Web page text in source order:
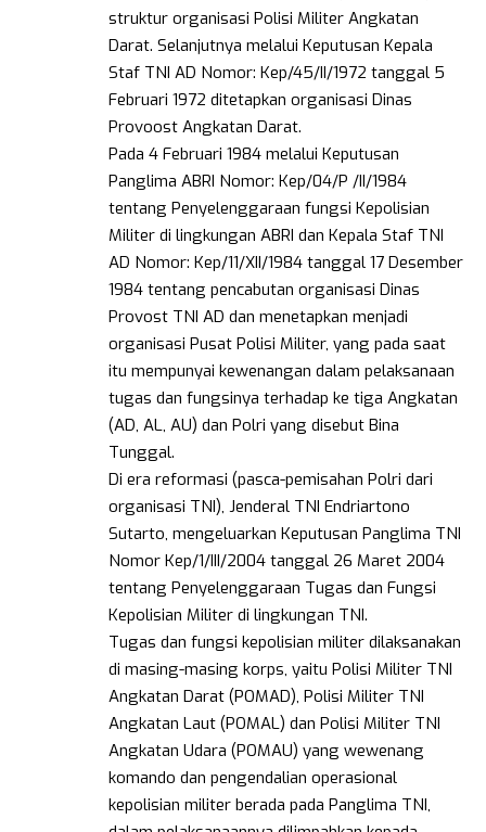
struktur organisasi Polisi Militer Angkatan
Darat. Selanjutnya melalui Keputusan Kepala
Staf TNI AD Nomor: Kep/45/II/1972 tanggal 5
Februari 1972 ditetapkan organisasi Dinas
Provoost Angkatan Darat.
Pada 4 Februari 1984 melalui Keputusan
Panglima ABRI Nomor: Kep/04/P /II/1984
tentang Penyelenggaraan fungsi Kepolisian
Militer di lingkungan ABRI dan Kepala Staf TNI
AD Nomor: Kep/11/XII/1984 tanggal 17 Desember
1984 tentang pencabutan organisasi Dinas
Provost TNI AD dan menetapkan menjadi
organisasi Pusat Polisi Militer, yang pada saat
itu mempunyai kewenangan dalam pelaksanaan
tugas dan fungsinya terhadap ke tiga Angkatan
(AD, AL, AU) dan Polri yang disebut Bina
Tunggal.
Di era reformasi (pasca-pemisahan Polri dari
organisasi TNI), Jenderal TNI Endriartono
Sutarto, mengeluarkan Keputusan Panglima TNI
Nomor Kep/1/III/2004 tanggal 26 Maret 2004
tentang Penyelenggaraan Tugas dan Fungsi
Kepolisian Militer di lingkungan TNI.
Tugas dan fungsi kepolisian militer dilaksanakan
di masing-masing korps, yaitu Polisi Militer TNI
Angkatan Darat (POMAD), Polisi Militer TNI
Angkatan Laut (POMAL) dan Polisi Militer TNI
Angkatan Udara (POMAU) yang wewenang
komando dan pengendalian operasional
kepolisian militer berada pada Panglima TNI,